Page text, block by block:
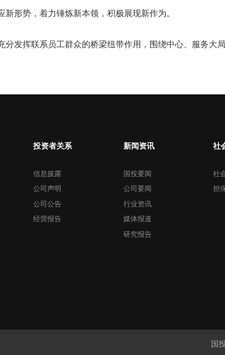
形势，着力锤炼新本领，积极展现新作为。
分发挥联系员工群众的桥梁纽带作用，围绕中心、服务
投资者关系
信息披露
公司声明
公司公告
经营报告
新闻资讯
国投要闻
公司要闻
行业资讯
媒体报道
研究报告
社
社
担
国